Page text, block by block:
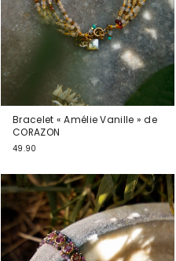
Bracelet « Amélie Vanille » de
CORAZON
49.90